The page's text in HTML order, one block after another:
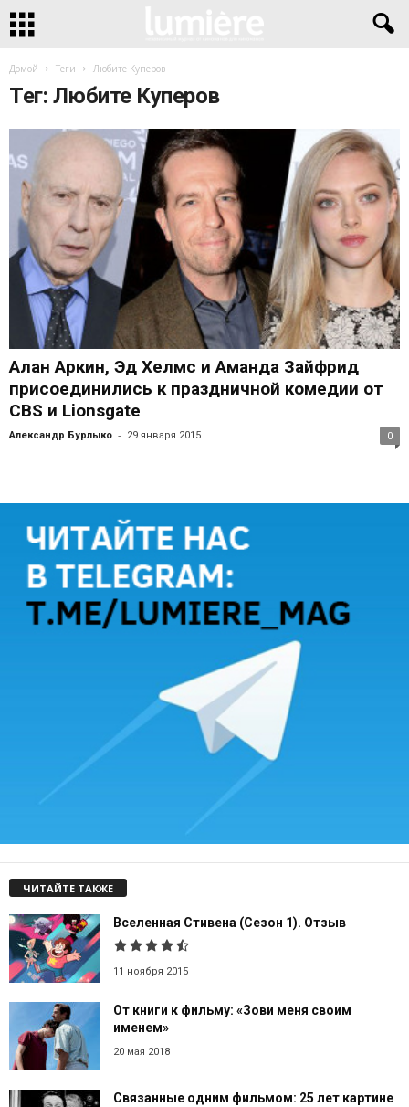
Домой Теги Любите Куперов
Тег: Любите Куперов
Алан Аркин, Эд Хелмс и Аманда Зайфрид
присоединились к праздничной комедии от
CBS и Lionsgate
Александр Бурлыко - 29 января 2015 0
ЧИТАЙТЕ ТАКЖЕ
Вселенная Стивена (Сезон 1). Отзыв
11 ноября 2015
От книги к фильму: «Зови меня своим
именем»
20 мая 2018
Связанные одним фильмом: 25 лет картине